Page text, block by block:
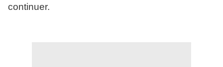
continuer.